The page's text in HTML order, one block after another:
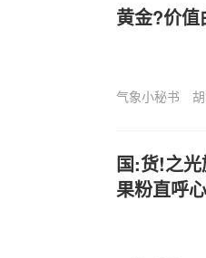
黄金?价
气象小秘书
国:货!之
果粉直呼心